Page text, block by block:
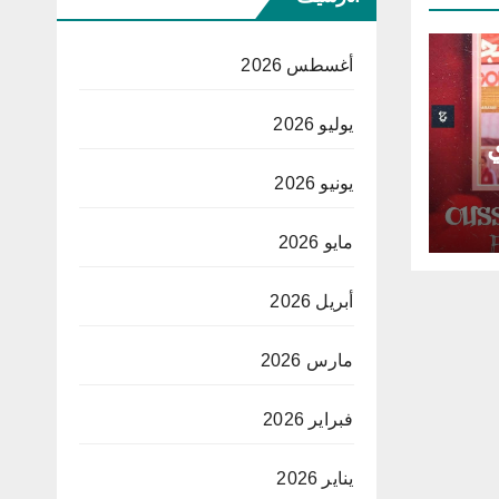
أغسطس 2026
يوليو 2026
يونيو 2026
مايو 2026
أبريل 2026
مارس 2026
فبراير 2026
يناير 2026